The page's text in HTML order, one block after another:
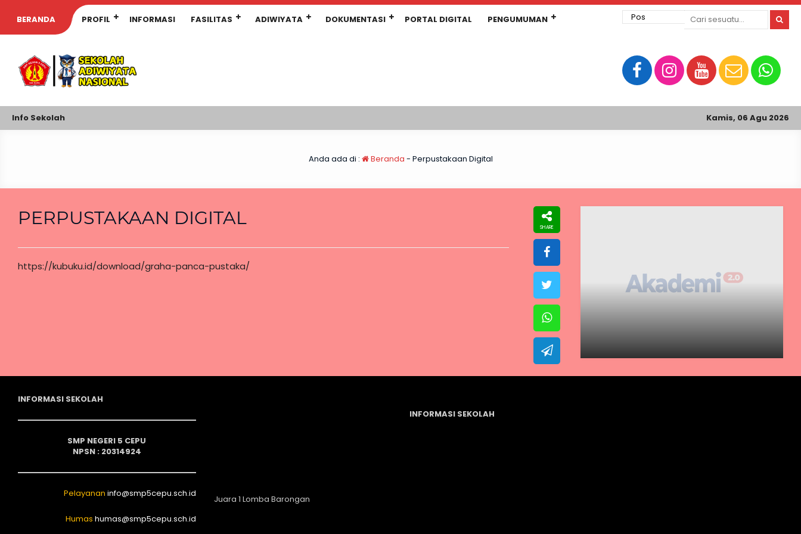
BERANDA PROFIL INFORMASI FASILITAS ADIWIYATA DOKUMENTASI PORTAL DIGITAL PENGUMUMAN
Info Sekolah Kamis, 06 Agu 2026
Anda ada di : Beranda - Perpustakaan Digital
PERPUSTAKAAN DIGITAL
https://kubuku.id/download/graha-panca-pustaka/
INFORMASI SEKOLAH
SMP NEGERI 5 CEPU
NPSN : 20314924
Pelayanan info@smp5cepu.sch.id
Humas humas@smp5cepu.sch.id
Juara 1 Lomba Barongan
INFORMASI SEKOLAH